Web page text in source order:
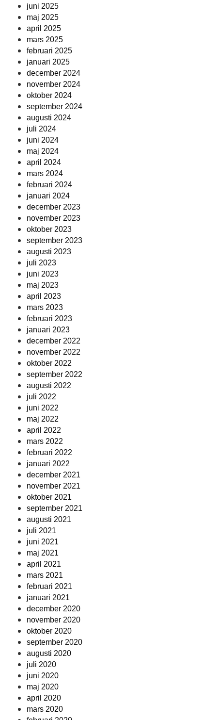
juni 2025
maj 2025
april 2025
mars 2025
februari 2025
januari 2025
december 2024
november 2024
oktober 2024
september 2024
augusti 2024
juli 2024
juni 2024
maj 2024
april 2024
mars 2024
februari 2024
januari 2024
december 2023
november 2023
oktober 2023
september 2023
augusti 2023
juli 2023
juni 2023
maj 2023
april 2023
mars 2023
februari 2023
januari 2023
december 2022
november 2022
oktober 2022
september 2022
augusti 2022
juli 2022
juni 2022
maj 2022
april 2022
mars 2022
februari 2022
januari 2022
december 2021
november 2021
oktober 2021
september 2021
augusti 2021
juli 2021
juni 2021
maj 2021
april 2021
mars 2021
februari 2021
januari 2021
december 2020
november 2020
oktober 2020
september 2020
augusti 2020
juli 2020
juni 2020
maj 2020
april 2020
mars 2020